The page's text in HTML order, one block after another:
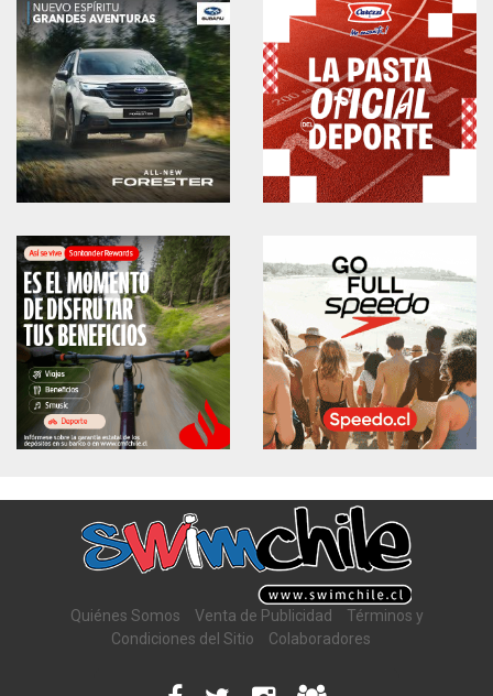
Quiénes Somos Venta de Publicidad
Términos y
Condiciones del Sitio
Colaboradores